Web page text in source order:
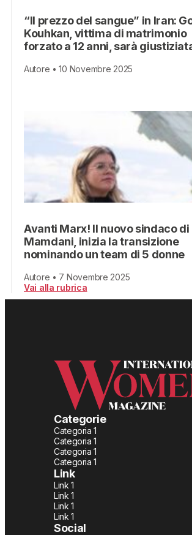
“Il prezzo del sangue” in Iran:
Kouhkan, vittima di matrimonio
forzato a 12 anni, sarà
Autore • 10 Novembre 2025
Avanti Marx! Il nuovo sindaco di
Mamdani, inizia la transizione
nominando un team di 5 donne
Autore • 7 Novembre 2025
Vai alla rubrica
Categorie
Categoria 1
Categoria 1
Categoria 1
Categoria 1
Link
Link 1
Link 1
Link 1
Link 1
Social